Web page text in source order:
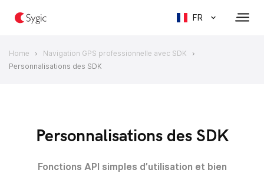
FR
Home > Navigation GPS professionnelle avec SDK >
Personnalisations des SDK
Personnalisations des SDK
Fonctions API simples d’utilisation et bien